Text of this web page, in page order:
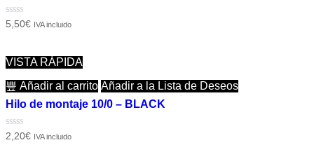
Valorado
con
5
5,50€ IVA incluido
VISTA RÁPIDA
Añadir al carrito Añadir a la Lista de Deseos
Hilo de montaje 10/0 – BLACK
Valorado
2,20€ IVA incluido